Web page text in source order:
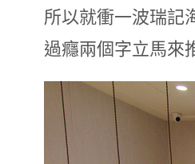
所以就衝一波瑞記
過癮兩個字立馬來